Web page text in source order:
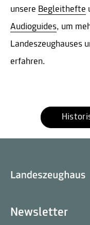
unsere Begleithefte
Audioguides, um
Landeszeughauses
erfahren.
Newsletter